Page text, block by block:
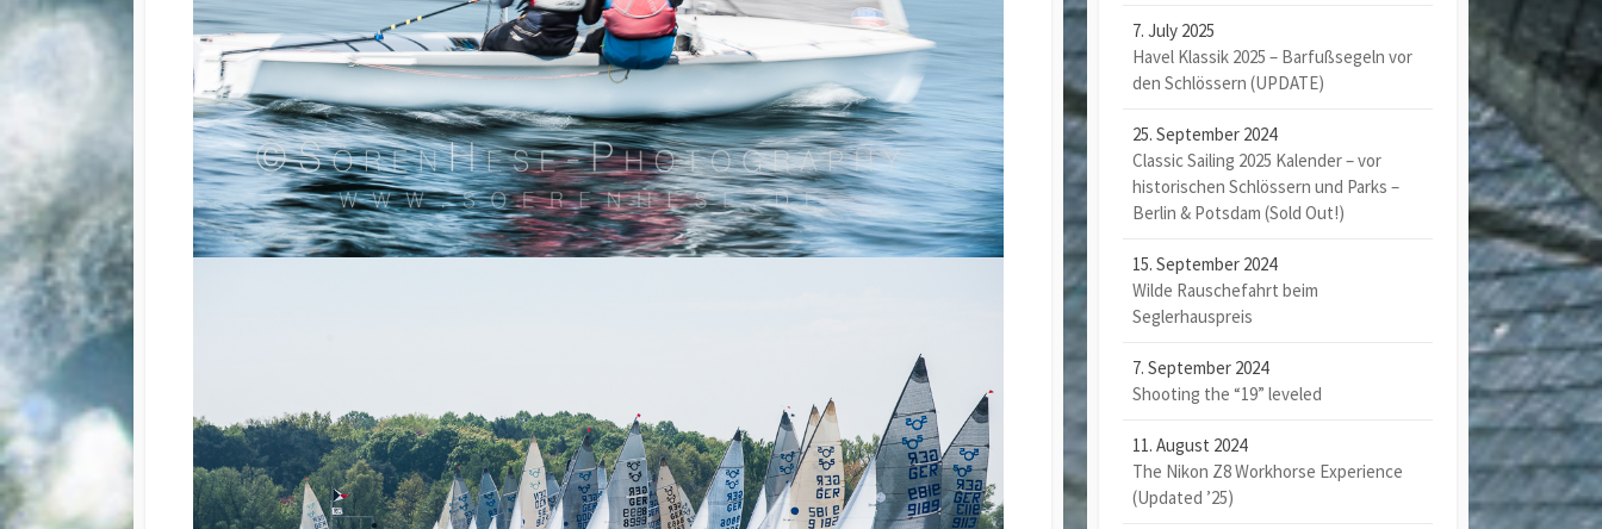
Small and Powerful? The
GoPro Hero3 Black
D800 – Pixels vers Speed
II
Megapixels vers. Print
Sizes
7. July 2025
Havel Klassik 2025 – Barfußsegeln vor
den Schlössern (UPDATE)
25. September 2024
Classic Sailing 2025 Kalender – vor
historischen Schlössern und Parks –
Berlin & Potsdam (Sold Out!)
15. September 2024
Wilde Rauschefahrt beim
Seglerhauspreis
7. September 2024
Shooting the “19” leveled
11. August 2024
The Nikon Z8 Workhorse Experience
(Updated ’25)